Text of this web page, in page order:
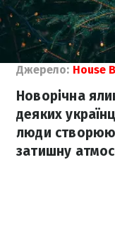
Джерело: House
Новорічна
деяких
люди
затишну